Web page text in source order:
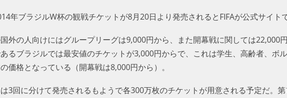
年ブラジルW杯の観戦チケットが8月20日より発売されるとFIFAが公式サイト
外の人向けにはグループリーグは9,000円から、また開幕戦に関しては22,000円
るブラジルでは最安値のチケットが3,000円からで、これは学生、高齢者、ボ
価格となっている（開幕戦は8,000円から）。
3回に分けて発売されるもようで各300万枚のチケットが用意される予定だ。